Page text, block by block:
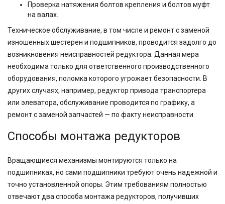
Проверка натяжения болтов крепления и болтов муфт
на валах.
Техническое обслуживание, в том числе и ремонт с заменой
изношенных шестерен и подшипников, проводится задолго до
возникновения неисправностей редуктора. Данная мера
необходима только для ответственного производственного
оборудования, поломка которого угрожает безопасности. В
других случаях, например, редуктор привода транспортера
или элеватора, обслуживание проводится по графику, а
ремонт с заменой запчастей — по факту неисправности.
Способы монтажа редукторов
Вращающиеся механизмы монтируются только на
подшипниках, но сами подшипники требуют очень надежной и
точно установленной опоры. Этим требованиям полностью
отвечают два способа монтажа редукторов, получивших